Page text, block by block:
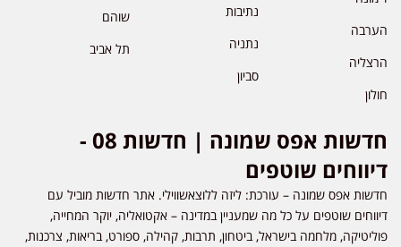
הערבה
הרצליה
חולון
נתיבות
נתניה
סביון
שוהם
תל אביב
חדשות אפס שמונה | חדשות 08 -
דיווחים שוטפים
חדשות אפס שמונה – עורכת: ליזה ללוצאשווילי. אתר חדשות מוביל עם
דיווחים שוטפים על כל מה שמעניין במדינה – אקטואליה, יוקר המחייה,
פוליטיקה, מלחמה בישראל, ביטחון, תרבות, קהילה, ספורט, בריאות, צרכנות,